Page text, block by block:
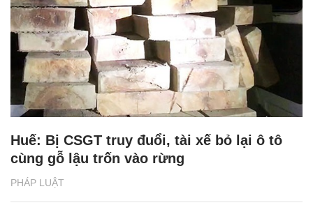
PHÁP LUẬT
Huế: Bị CSGT truy đuổi, tài xế bỏ lại ô tô
cùng gỗ lậu trốn vào rừng